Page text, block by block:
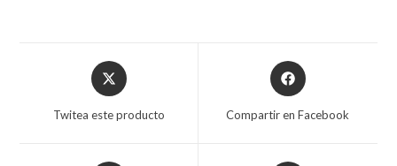
Twitea este producto Compartir en Facebook